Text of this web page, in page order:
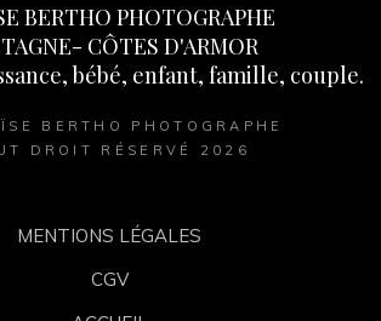
BERTHO PHOTOGRAPHE
CÔTES D'ARMOR
bébé, enfant, famille, couple.
BERTHO PHOTOGRAPHE
DROIT RÉSERVÉ 2026
MENTIONS LÉGALES
CGV